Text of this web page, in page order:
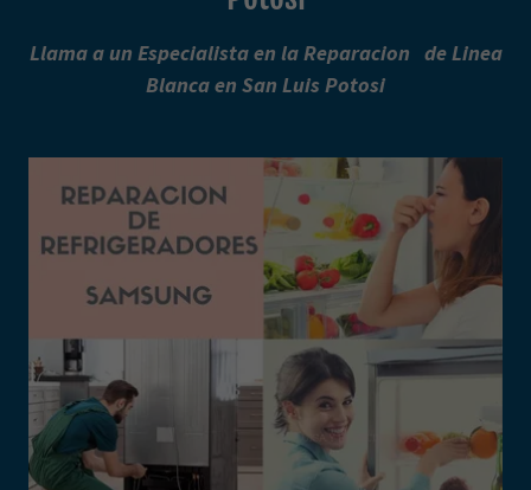
Llama a un Especialista en la Reparacion de Linea
Blanca en San Luis Potosi